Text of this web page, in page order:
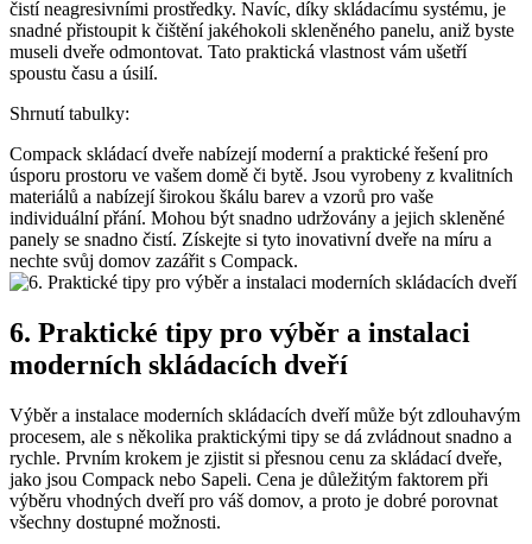
čistí neagresivními prostředky. Navíc, díky skládacímu systému, je
snadné přistoupit k čištění jakéhokoli skleněného panelu, aniž byste
museli dveře odmontovat. Tato praktická vlastnost vám ušetří
spoustu času a úsilí.
Shrnutí tabulky:
Compack skládací dveře nabízejí moderní a praktické řešení pro
úsporu prostoru ve vašem domě či bytě. Jsou vyrobeny z kvalitních
materiálů a nabízejí širokou škálu barev a vzorů pro vaše
individuální přání. Mohou být snadno udržovány a jejich skleněné
panely se snadno čistí. Získejte si tyto inovativní dveře na míru a
nechte svůj domov zazářit s Compack.
6. Praktické tipy pro výběr a instalaci
moderních skládacích dveří
Výběr a instalace moderních skládacích dveří může být zdlouhavým
procesem, ale s několika praktickými tipy se dá zvládnout snadno a
rychle. Prvním krokem je zjistit si přesnou cenu za skládací dveře,
jako jsou Compack nebo Sapeli. Cena je důležitým faktorem při
výběru vhodných dveří pro váš domov, a proto je dobré porovnat
všechny dostupné možnosti.